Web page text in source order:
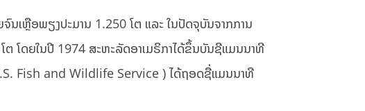
ເຫຼືອພຽງປະມານ 1.250 ໂຕ ແລະ ໃນປັດຈຸບັນຈາກການ
ໂດຍໃນປີ 1974 ສະຫະລັດອາເມຣິກາໄດ້ຂຶ້ນບັນຊີແມນນາທີ
Fish and Wildlife Service ) ໄດ້ຖອດຊື່ແມນນາທີ